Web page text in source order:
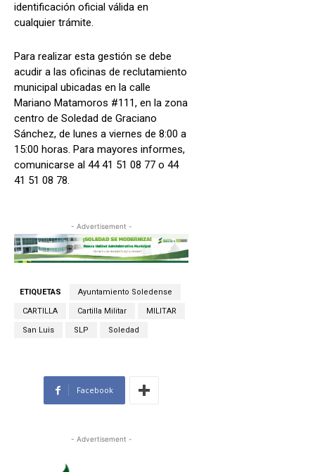
identificación oficial válida en
cualquier trámite.
Para realizar esta gestión se debe
acudir a las oficinas de reclutamiento
municipal ubicadas en la calle
Mariano Matamoros #111, en la zona
centro de Soledad de Graciano
Sánchez, de lunes a viernes de 8:00 a
15:00 horas. Para mayores informes,
comunicarse al 44 41 51 08 77 o 44
41 51 08 78.
- Advertisement -
ETIQUETAS Ayuntamiento Soledense
CARTILLA Cartilla Militar MILITAR
San Luis SLP Soledad
Facebook
- Advertisement -